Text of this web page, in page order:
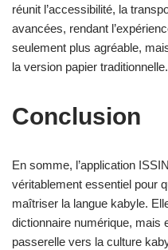
réunit l’accessibilité, la
avancées, rendant
seulement plus agréable,
la version papier traditionnelle.
Conclusion
En somme, l’application
véritablement essentiel pour
maîtriser la langue kabyle.
dictionnaire numérique, mais
passerelle vers la culture